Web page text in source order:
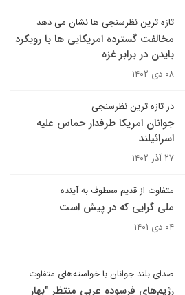
تازه ترین نظرسنجی ها نشان می دهد
مخالفت گسترده امریکایی ها با رویکرد
بایدن در برابر غزه
۰۸ دی ۱۴۰۲
در تازه ترین نظرسنجی
جوانان امریکا طرفدار حماس علیه
اسرائیلند
۲۷ آذر ۱۴۰۲
متفاوت از قدیم معطوف به آینده
ملی گرایی که در پیش است
۰۴ دی ۱۴۰۱
صدای بلند جوانان با خواسته‌های متفاوت
رژیم‌های فرسوده عربی منتظر "بهار